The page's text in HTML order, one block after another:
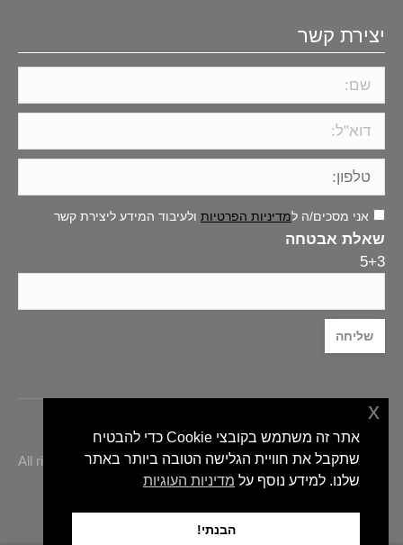
יצירת קשר
אני מסכים/ה למדיניות הפרטיות ולעיבוד המידע ליצירת קשר
שאלת אבטחה
5+3
eli-hacohen.co.il © אלי הכהן אדריכלות פנים - All rights reserved
2020
אתר זה משתמש בקובצי Cookie כדי להבטיח
שתקבל את חוויית הגלישה הטובה ביותר באתר
שלנו. למידע נוסף על מדיניות העוגיות
הבנתי!
x